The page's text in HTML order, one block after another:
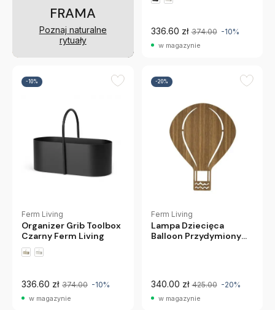
FRAMA
Poznaj naturalne
rytuały
336.60 zł 374.00 -10%
w magazynie
-10%
Ferm Living
Organizer Grib Toolbox
Czarny Ferm Living
336.60 zł 374.00 -10%
w magazynie
-20%
Ferm Living
Lampa Dziecięca
Balloon Przydymiony
340.00 zł 425.00 -20%
w magazynie